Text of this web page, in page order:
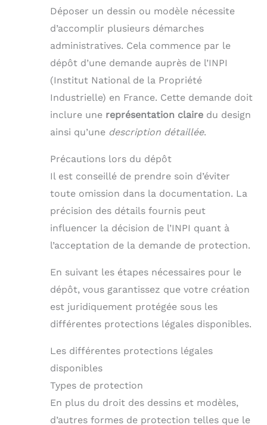
Déposer un dessin ou modèle nécessite
d’accomplir plusieurs démarches
administratives. Cela commence par le
dépôt d’une demande auprès de l’INPI
(Institut National de la Propriété
Industrielle) en France. Cette demande doit
inclure une représentation claire du design
ainsi qu’une description détaillée.
Précautions lors du dépôt
Il est conseillé de prendre soin d’éviter
toute omission dans la documentation. La
précision des détails fournis peut
influencer la décision de l’INPI quant à
l’acceptation de la demande de protection.
En suivant les étapes nécessaires pour le
dépôt, vous garantissez que votre création
est juridiquement protégée sous les
différentes protections légales disponibles.
Les différentes protections légales
disponibles
Types de protection
En plus du droit des dessins et modèles,
d’autres formes de protection telles que le